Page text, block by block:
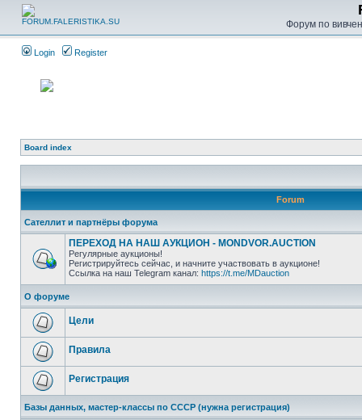
Форум по
Login Register
Board index
Forum
Сателлит и партнёры форума
ПЕРЕХОД НА НАШ АУКЦИОН - MONDVOR.AUCTION
Регулярные аукционы!
Регистрируйтесь сейчас, и начните участвовать в аукционе!
Ссылка на наш Telegram канал: https://t.me/MDauction
О форуме
Цели
Правила
Регистрация
Базы данных, мастер-классы по СССР (нужна регистрация)